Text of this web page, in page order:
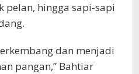
pelan, hingga sapi-sapi
dan menjadi
pangan,” Bahtiar